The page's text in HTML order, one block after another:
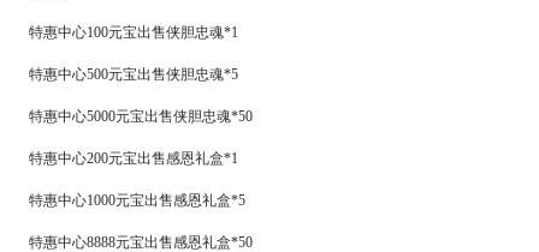
特惠中心100元宝出售侠胆忠魂*1
特惠中心500元宝出售侠胆忠魂*5
特惠中心5000元宝出售侠胆忠魂*50
特惠中心200元宝出售感恩礼盒*1
特惠中心1000元宝出售感恩礼盒*5
特惠中心8888元宝出售感恩礼盒*50